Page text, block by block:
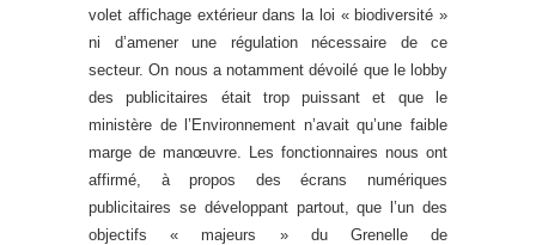
volet affichage extérieur dans la loi « biodiversité »
ni d’amener une régulation nécessaire de ce
secteur. On nous a notamment dévoilé que le lobby
des publicitaires était trop puissant et que le
ministère de l’Environnement n’avait qu’une faible
marge de manœuvre. Les fonctionnaires nous ont
affirmé, à propos des écrans numériques
publicitaires se développant partout, que l’un des
objectifs « majeurs » du Grenelle de